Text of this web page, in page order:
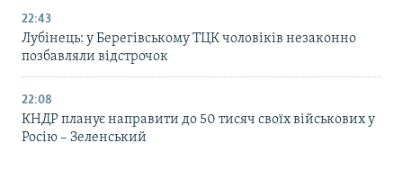
22:43
Лубінець: у Берегівському ТЦК чоловіків незаконно
позбавляли відстрочок
22:08
КНДР планує направити до 50 тисяч своїх військових у
Росію – Зеленський